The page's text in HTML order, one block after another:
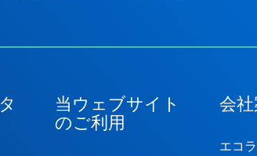
当ウェブサイト
のご利用
会
エコ